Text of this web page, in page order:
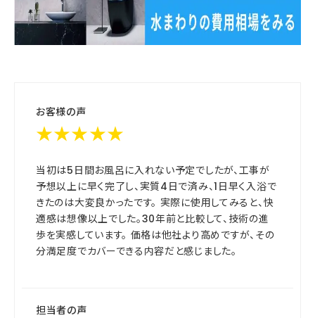
お客様の声
★★★★★
当初は5日間お風呂に入れない予定でしたが、工事が
予想以上に早く完了し、実質4日で済み、1日早く入浴で
きたのは大変良かったです。 実際に使用してみると、快
適感は想像以上でした。30年前と比較して、技術の進
歩を実感しています。 価格は他社より高めですが、その
分満足度でカバーできる内容だと感じました。
担当者の声